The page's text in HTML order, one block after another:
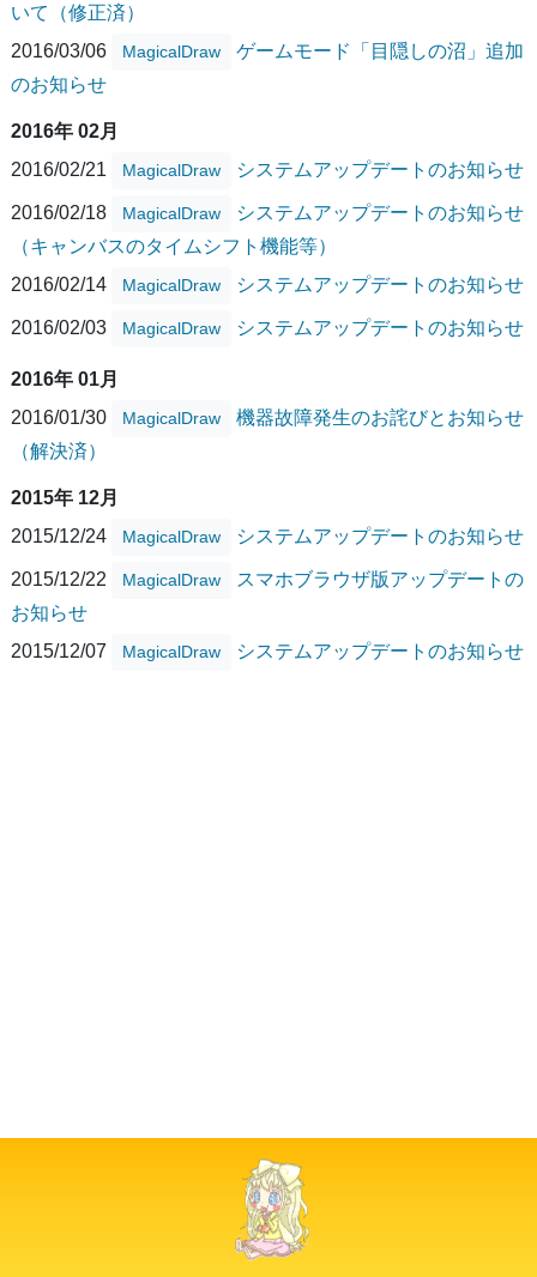
いて（修正済）
2016/03/06
MagicalDraw
ゲームモード「目隠しの沼」追加
のお知らせ
2016年 02月
2016/02/21
MagicalDraw システムアップデートのお知らせ
2016/02/18 MagicalDraw
システムアップデートのお知らせ
（キャンバスのタイムシフト機能等）
2016/02/14
MagicalDraw システムアップデートのお知らせ
2016/02/03 MagicalDraw システムアップデートのお知らせ
2016年 01月
2016/01/30
MagicalDraw
機器故障発生のお詫びとお知らせ
（解決済）
2015年 12月
2015/12/24
MagicalDraw システムアップデートのお知らせ
2015/12/22 MagicalDraw
スマホブラウザ版アップデートの
お知らせ
2015/12/07
MagicalDraw システムアップデートのお知らせ